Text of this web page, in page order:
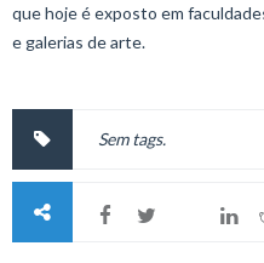
que hoje é exposto em
e galerias de arte.
Sem tags.